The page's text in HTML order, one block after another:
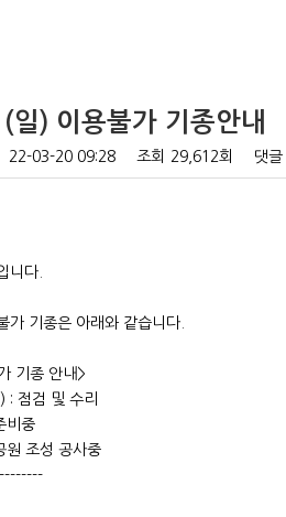
) 이용불가 기종안내
22-03-20 09:28 조회 29,612회 댓글
니다.
기종은 아래와 같습니다.
기종 안내>
: 점검 및 수리
비중
원 조성 공사중